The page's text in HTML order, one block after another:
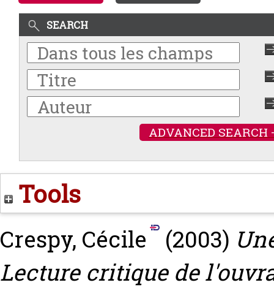
SEARCH
ADVANCED SEARCH
Tools
Crespy, Cécile (2003)
Lecture critique de